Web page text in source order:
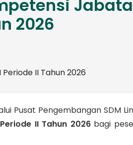
2026
Pusat Pengembangan SDM
II Tahun 2026bagi